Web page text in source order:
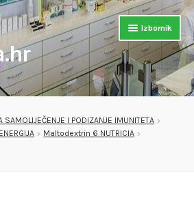
Izbornik
Otvori
SAMOLIJEČENJE I PODIZANJE IMUNITETA
Maltodextrin 6 NUTRICIA